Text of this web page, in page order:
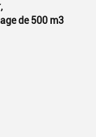
,
de 500 m3